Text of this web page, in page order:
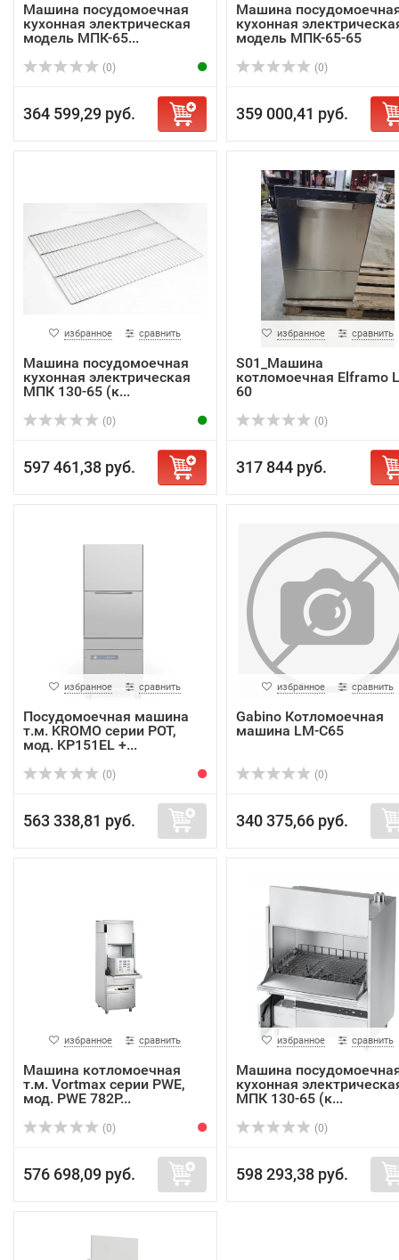
Машина посудомоечная
кухонная электрическая
модель МПК-65...
(0)
364 599,29 руб.
Машина
кухонная
модель МПК-65-65
(0)
359 000,41 руб.
избранное сравнить
Машина посудомоечная
кухонная электрическая
МПК 130-65 (к...
(0)
597 461,38 руб.
избранное сравнить
S01_Машина
котломоечная Elframo
60
(0)
317 844 руб.
избранное сравнить
Посудомоечная машина
т.м. KROMO серии POT,
мод. KP151EL +...
(0)
563 338,81 руб.
избранное сравнить
Gabino Котломоечная
машина LM-C65
(0)
340 375,66 руб.
избранное сравнить
Машина котломоечная
т.м. Vortmax серии PWE,
мод. PWE 782P...
(0)
576 698,09 руб.
избранное сравнить
Машина
кухонная
МПК 130-65 (к...
(0)
598 293,38 руб.